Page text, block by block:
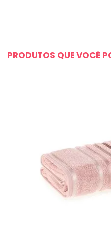
PRODUTOS QUE VOCÊ